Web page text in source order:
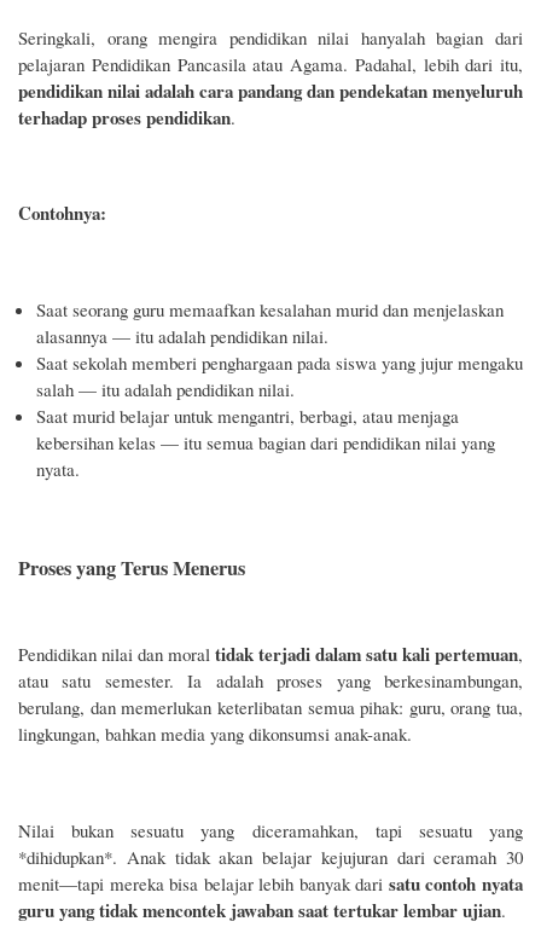
Seringkali, orang mengira pendidikan nilai hanyalah bagian dari
pelajaran Pendidikan Pancasila atau Agama. Padahal, lebih dari itu,
pendidikan nilai adalah cara pandang dan pendekatan menyeluruh
terhadap proses pendidikan.
Contohnya:
Saat seorang guru memaafkan kesalahan murid dan menjelaskan
alasannya — itu adalah pendidikan nilai.
Saat sekolah memberi penghargaan pada siswa yang jujur mengaku
salah — itu adalah pendidikan nilai.
Saat murid belajar untuk mengantri, berbagi, atau menjaga
kebersihan kelas — itu semua bagian dari pendidikan nilai yang
nyata.
Proses yang Terus Menerus
Pendidikan nilai dan moral tidak terjadi dalam satu kali pertemuan,
atau satu semester. Ia adalah proses yang berkesinambungan,
berulang, dan memerlukan keterlibatan semua pihak: guru, orang tua,
lingkungan, bahkan media yang dikonsumsi anak-anak.
Nilai bukan sesuatu yang diceramahkan, tapi sesuatu yang
*dihidupkan*. Anak tidak akan belajar kejujuran dari ceramah 30
menit—tapi mereka bisa belajar lebih banyak dari satu contoh nyata
guru yang tidak mencontek jawaban saat tertukar lembar ujian.